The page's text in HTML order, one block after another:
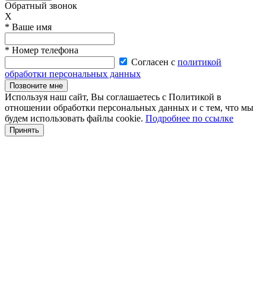
Обратный звонок
X
* Ваше имя
* Номер телефона
Согласен с политикой
обработки персональных данных
Позвоните мне
Используя наш сайт, Вы соглашаетесь с Политикой в
отношении обработки персональных данных и с тем, что мы
будем использовать файлы cookie. Подробнее по ссылке
Принять